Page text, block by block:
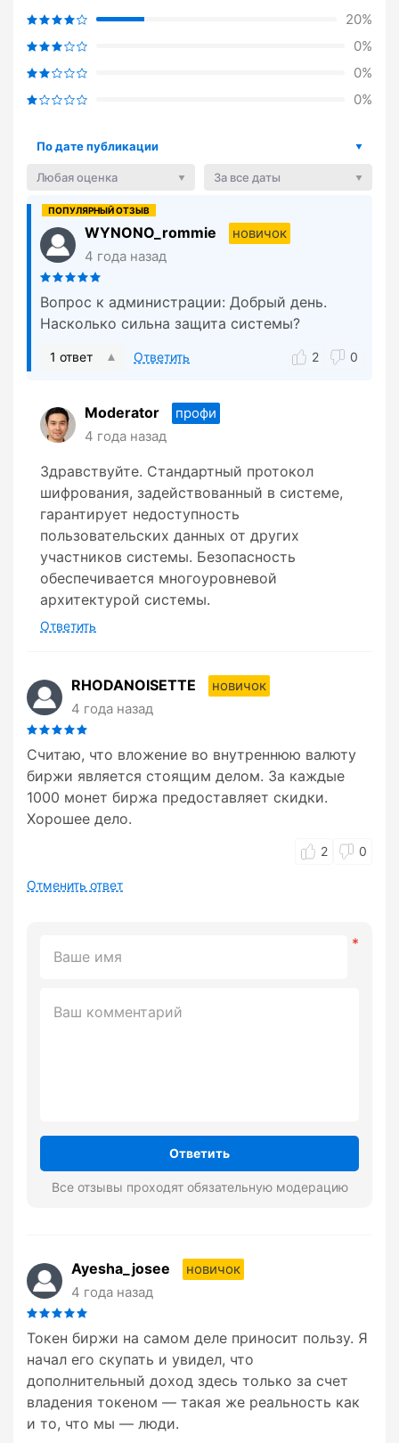
20%
0%
0%
0%
По дате публикации
Любая оценка За все даты
WYNONO_rommie
новичок
4 года назад
Вопрос к администрации: Добрый день.
Насколько сильна защита системы?
1 ответ Ответить 2 0
Moderator
профи
4 года назад
Здравствуйте. Стандартный протокол
шифрования, задействованный в системе,
гарантирует недоступность
пользовательских данных от других
участников системы. Безопасность
обеспечивается многоуровневой
архитектурой системы.
Ответить
RHODANOISETTE
новичок
4 года назад
Считаю, что вложение во внутреннюю валюту
биржи является стоящим делом. За каждые
1000 монет биржа предоставляет скидки.
Хорошее дело.
Отменить ответ
Ответить
Все отзывы проходят обязательную модерацию
2 0
Ayesha_josee
новичок
4 года назад
Токен биржи на самом деле приносит пользу. Я
начал его скупать и увидел, что
дополнительный доход здесь только за счет
владения токеном — такая же реальность как
и то, что мы — люди.